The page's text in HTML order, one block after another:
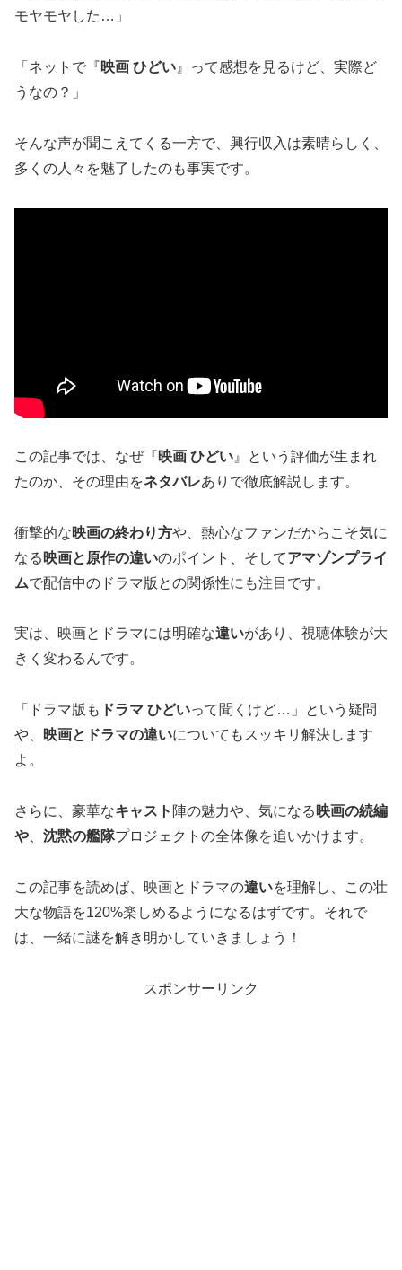
モヤモヤした…」
「ネットで『映画 ひどい 』って感想を見るけど、実際ど
うなの？」
そんな声が聞こえてくる一方で、興行収入は素晴らしく、
多くの人々を魅了したのも事実です。
この記事では、なぜ『映画 ひどい 』という評価が生まれ
たのか、その理由をネタバレありで徹底解説します。
衝撃的な映画の終わり方や、熱心なファンだからこそ気に
なる 映画と原作の違いのポイント、そしてアマゾンプライ
ムで配信中のドラマ版との関係性にも注目です。
実は、映画とドラマには明確な違いがあり、視聴体験が大
きく変わるんです。
「ドラマ版も ドラマ ひどいって聞くけど…」という疑問
や、
映画とドラマの違いについてもスッキリ解決します
よ。
さらに、豪華なキャスト 陣の魅力や、気になる 映画の続編
や
沈黙の艦隊プロジェクトの全体像を追いかけます。
この記事を読めば、映画とドラマの違いを理解し、この壮
大な物語を120%楽しめるようになるはずです。それで
は、一緒に謎を解き明かしていきましょう！
スポンサーリンク